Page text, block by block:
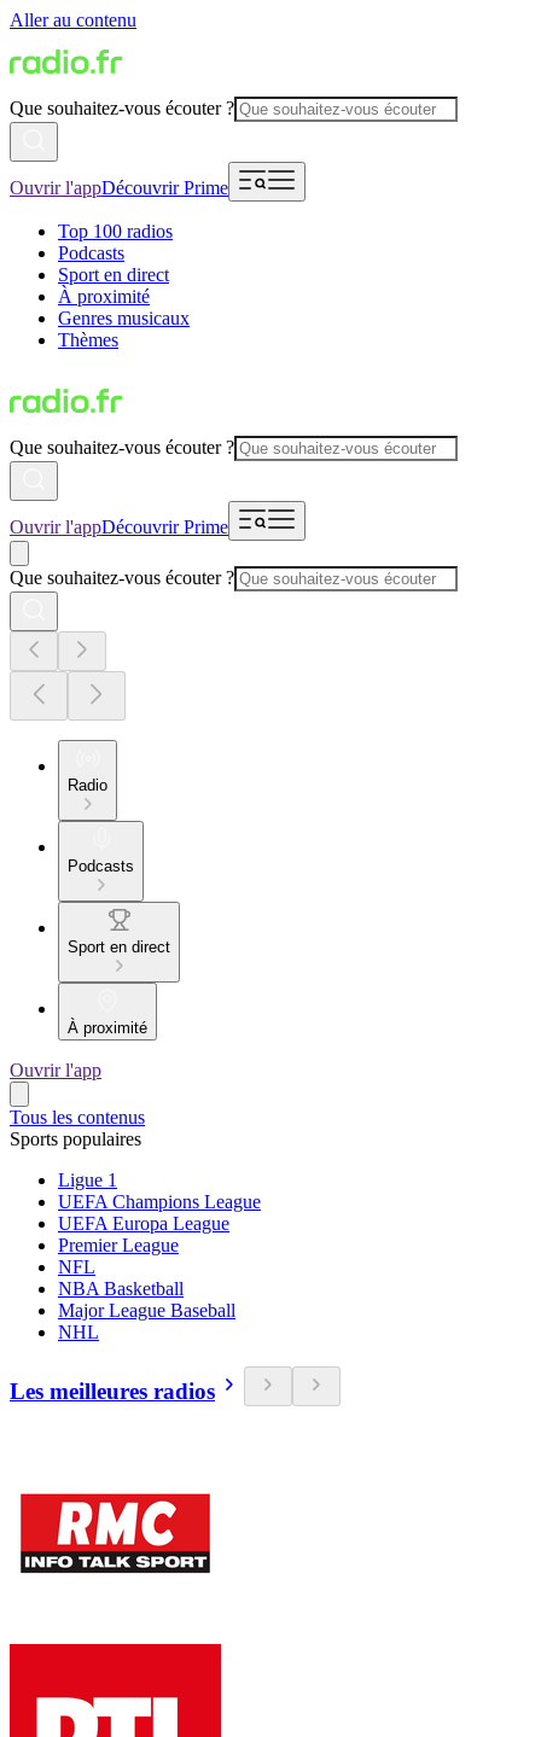
Aller au contenu
Que souhaitez-vous écouter ?
Ouvrir l'appDécouvrir Prime
Top 100 radios
Podcasts
Sport en direct
À proximité
Genres musicaux
Thèmes
Que souhaitez-vous écouter ?
Ouvrir l'appDécouvrir Prime
Que souhaitez-vous écouter ?
Radio
Podcasts
Sport en direct
À proximité
Ouvrir l'app
Tous les contenus
Sports populaires
Ligue 1
UEFA Champions League
UEFA Europa League
Premier League
NFL
NBA Basketball
Major League Baseball
NHL
Les meilleures radios